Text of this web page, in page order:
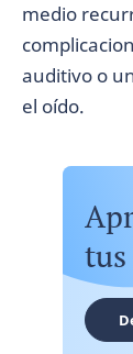
medio
auditivo o
el oído.